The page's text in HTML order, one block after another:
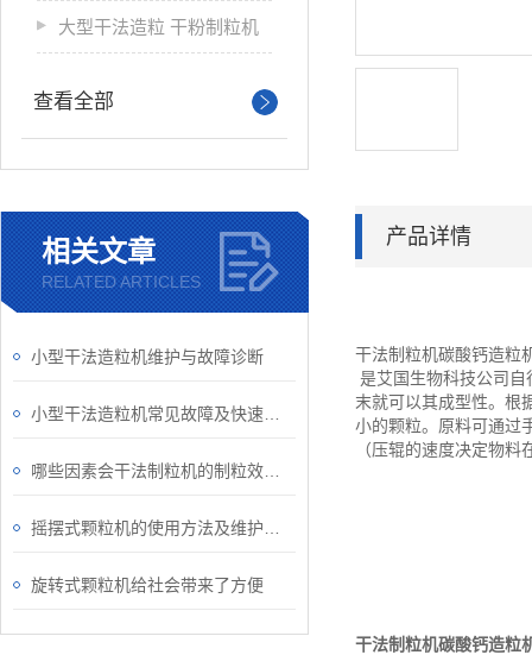
大型干法造粒 干粉制粒机
查看全部
相关文章
RELATED ARTICLES
小型干法造粒机维护与故障诊断
旋转式颗粒机给社会带来了方便
产品详情
干法制粒机碳酸钙造粒
是艾国生物科技公司
末就可以其成型性。根
小的颗粒。原料可通过
（压辊的速度决定物
干法制粒机碳酸钙造粒